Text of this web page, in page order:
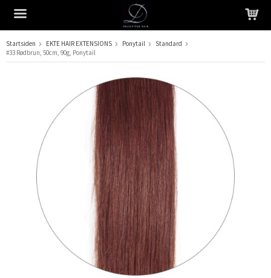
Produktet har blitt lagt til i handlekurven din
Startsiden EKTE HAIR EXTENSIONS Ponytail
Standard
#33 Rødbrun, 50cm, 90g, Ponytail